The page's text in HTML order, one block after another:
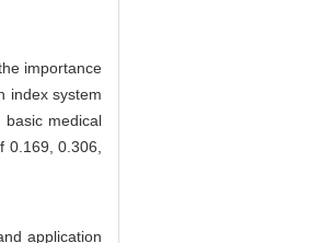
importance
index system
basic medical
0.169, 0.306,
application